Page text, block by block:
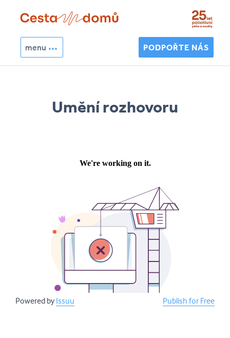
Přejít k hlavnímu obsahu
menu PODPOŘTE NÁS
Umění rozhovoru
Powered by Issuu Publish for Free